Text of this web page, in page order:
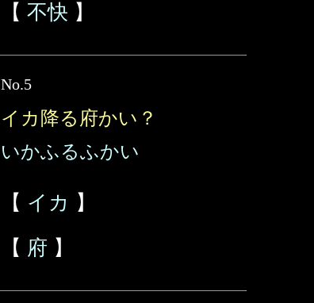
【 不快 】
No.5
イカ降る府かい？
いかふるふかい
【 イカ 】
【 府 】